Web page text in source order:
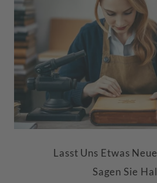
Lasst Uns Etwas
Sagen Sie